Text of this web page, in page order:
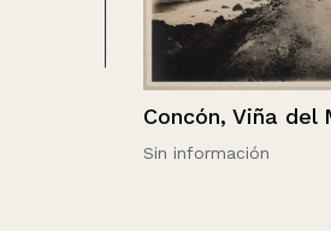
Concón, Viña del Mar
Sin información